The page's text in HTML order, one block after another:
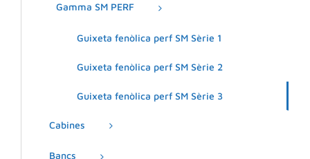
Gamma SM PERF
Guixeta fenòlica perf SM Sèrie 1
Guixeta fenòlica perf SM Sèrie 2
Guixeta fenòlica perf SM Sèrie 3
Cabines
Bancs